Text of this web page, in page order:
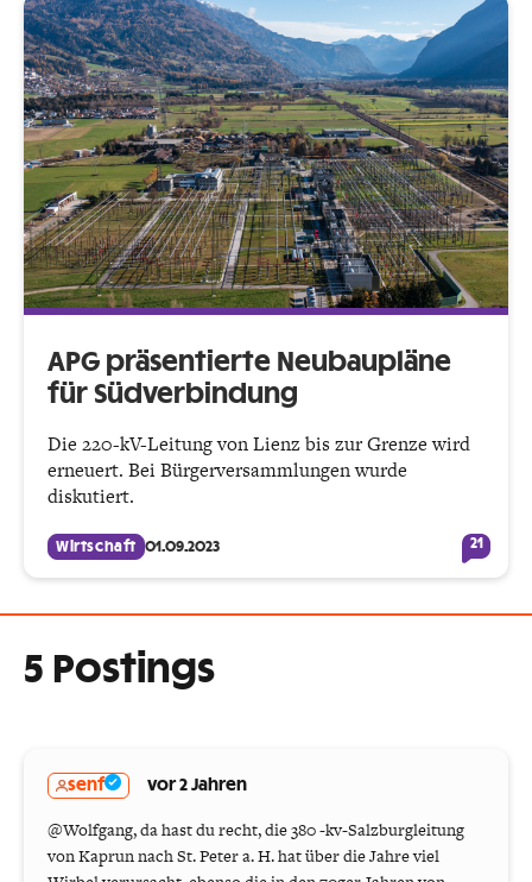
APG präsentierte Neubaupläne
für Südverbindung
Die 220-kV-Leitung von Lienz bis zur Grenze wird
erneuert. Bei Bürgerversammlungen wurde
diskutiert.
Wirtschaft 01.09.2023 21
5 Postings
senf vor 2 Jahren
@Wolfgang, da hast du recht, die 380 -kv-Salzburgleitung
von Kaprun nach St. Peter a. H. hat über die Jahre viel